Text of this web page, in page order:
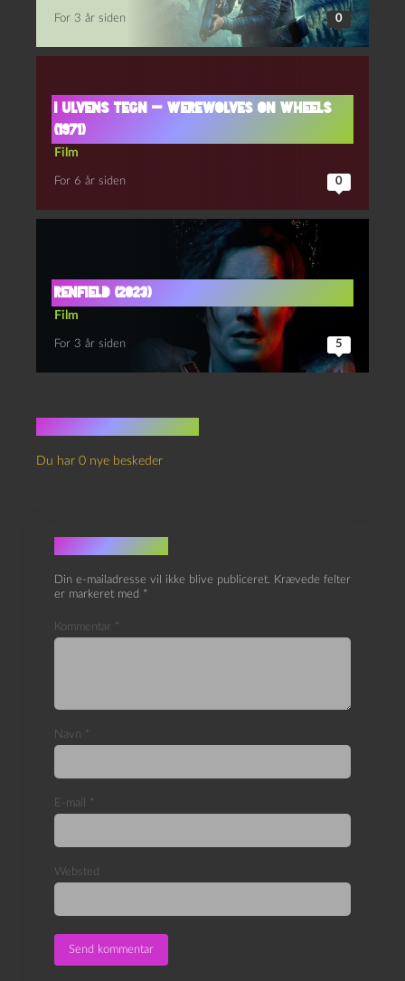
For 3 år siden 0
I ulvens tegn — Werewolves on Wheels
(1971)
Film
For 6 år siden 0
Renfield (2023)
Film
For 3 år siden 5
Du har 0 nye beskeder
Skriv et svar
Din e-mailadresse vil ikke blive publiceret. Krævede felter
er markeret med *
Kommentar *
Navn *
E-mail *
Websted